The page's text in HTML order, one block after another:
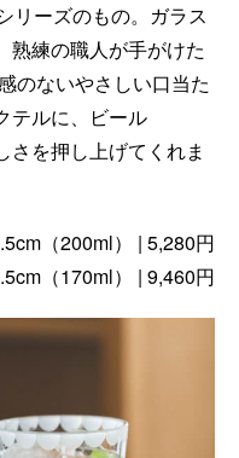
リーズのもの。ガラス
熟練の職人が手がけた
のないやさしい口当た
テルに、ビール
さを押し上げてくれま
（200ml） | 5,280円
（170ml） | 9,460円